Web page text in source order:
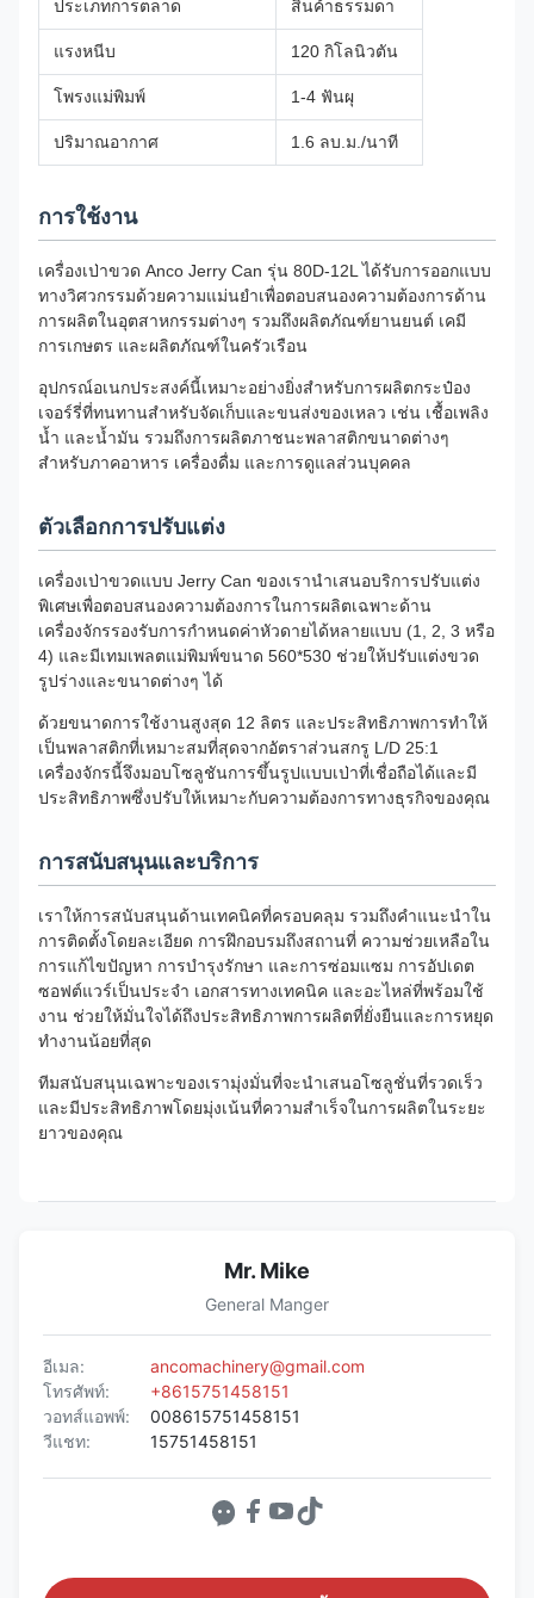
ประเภทการตลาด สินค้าธรรมดา
แรงหนีบ 120 กิโลนิวตัน
โพรงแม่พิมพ์ 1-4 ฟันผุ
ปริมาณอากาศ 1.6 ลบ.ม./นาที
การใช้งาน
เครื่องเป่าขวด Anco Jerry Can รุ่น 80D-12L ได้รับการออกแบบ
ทางวิศวกรรมด้วยความแม่นยำเพื่อตอบสนองความต้องการด้าน
การผลิตในอุตสาหกรรมต่างๆ รวมถึงผลิตภัณฑ์ยานยนต์ เคมี
การเกษตร และผลิตภัณฑ์ในครัวเรือน
อุปกรณ์อเนกประสงค์นี้เหมาะอย่างยิ่งสำหรับการผลิตกระป๋อง
เจอร์รี่ที่ทนทานสำหรับจัดเก็บและขนส่งของเหลว เช่น เชื้อเพลิง
น้ำ และน้ำมัน รวมถึงการผลิตภาชนะพลาสติกขนาดต่างๆ
สำหรับภาคอาหาร เครื่องดื่ม และการดูแลส่วนบุคคล
ตัวเลือกการปรับแต่ง
เครื่องเป่าขวดแบบ Jerry Can ของเรานำเสนอบริการปรับแต่ง
พิเศษเพื่อตอบสนองความต้องการในการผลิตเฉพาะด้าน
เครื่องจักรรองรับการกำหนดค่าหัวดายได้หลายแบบ (1, 2, 3 หรือ
4) และมีเทมเพลตแม่พิมพ์ขนาด 560*530 ช่วยให้ปรับแต่งขวด
รูปร่างและขนาดต่างๆ ได้
ด้วยขนาดการใช้งานสูงสุด 12 ลิตร และประสิทธิภาพการทำให้
เป็นพลาสติกที่เหมาะสมที่สุดจากอัตราส่วนสกรู L/D 25:1
เครื่องจักรนี้จึงมอบโซลูชันการขึ้นรูปแบบเป่าที่เชื่อถือได้และมี
ประสิทธิภาพซึ่งปรับให้เหมาะกับความต้องการทางธุรกิจของคุณ
การสนับสนุนและบริการ
เราให้การสนับสนุนด้านเทคนิคที่ครอบคลุม รวมถึงคำแนะนำใน
การติดตั้งโดยละเอียด การฝึกอบรมถึงสถานที่ ความช่วยเหลือใน
การแก้ไขปัญหา การบำรุงรักษา และการซ่อมแซม การอัปเดต
ซอฟต์แวร์เป็นประจำ เอกสารทางเทคนิค และอะไหล่ที่พร้อมใช้
งาน ช่วยให้มั่นใจได้ถึงประสิทธิภาพการผลิตที่ยั่งยืนและการหยุด
ทำงานน้อยที่สุด
ทีมสนับสนุนเฉพาะของเรามุ่งมั่นที่จะนำเสนอโซลูชั่นที่รวดเร็ว
และมีประสิทธิภาพโดยมุ่งเน้นที่ความสำเร็จในการผลิตในระยะ
ยาวของคุณ
Mr. Mike
General Manger
อีเมล:
ancomachinery@gmail.com
โทรศัพท์:
+8615751458151
วอทส์แอพพ์:
008615751458151
วีแชท:
15751458151